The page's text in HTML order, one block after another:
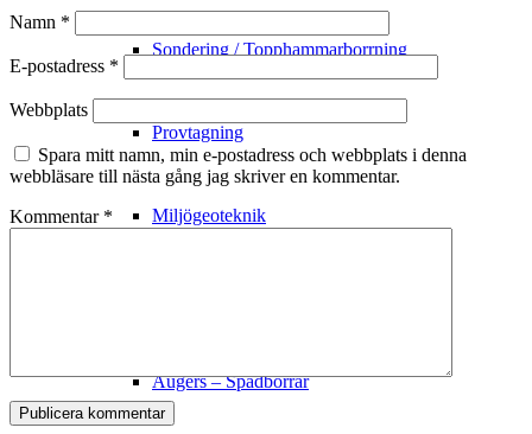
Sondering / Topphammarborrning
Provtagning
Miljögeoteknik
Augers – Spadborrar
Namn *
E-postadress *
Webbplats
Spara mitt namn, min e-postadress och webbplats i denna
webbläsare till nästa gång jag skriver en kommentar.
Kommentar *